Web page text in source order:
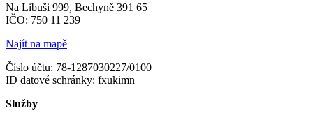
Na Libuši 999, Bechyně 391 65
IČO: 750 11 239
Najít na mapě
Číslo účtu: 78-1287030227/0100
ID datové schránky: fxukimn
Služby